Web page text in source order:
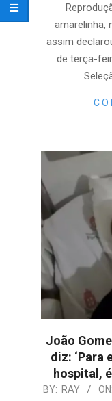
amarelinha,
assim
de terça-
João
diz: ‘Para
hospital,
2026-
BY: RAY ON: